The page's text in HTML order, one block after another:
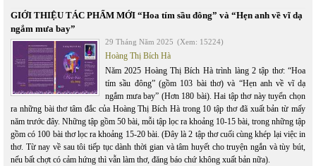
GIỚI THIỆU TÁC PHẨM MỚI “Hoa tím sầu đông” và “Hẹn anh về vĩ dạ
ngắm mưa bay”
29 Tháng Năm 2025 (Xem: 15224)
Hoàng Thị Bích Hà
Năm 2025 Hoàng Thị Bích Hà trình làng 2 tập thơ: “Hoa
tím sầu đông” (gồm 103 bài thơ) và “Hẹn anh về vĩ dạ
ngắm mưa bay” (Hơn 180 bài). Hai tập thơ này tuyển chọn
ra những bài thơ tâm đắc của Hoàng Thị Bích Hà trong 10 tập thơ đã xuất bản từ mấy
năm trước đây. Những tập gồm 50 bài, mỗi tập lọc ra khoảng 10-15 bài, trong những tập
gồm có 100 bài thơ lọc ra khoảng 15-20 bài. (Đây là 2 tập thơ cuối cùng khép lại việc in
thơ. Từ nay về sau tôi tiếp tục dành thời gian và tâm huyết cho truyện ngắn và tùy bút,
nếu bất chợt có cảm hứng thì vẫn làm thơ, đăng báo chứ không xuất bản nữa).